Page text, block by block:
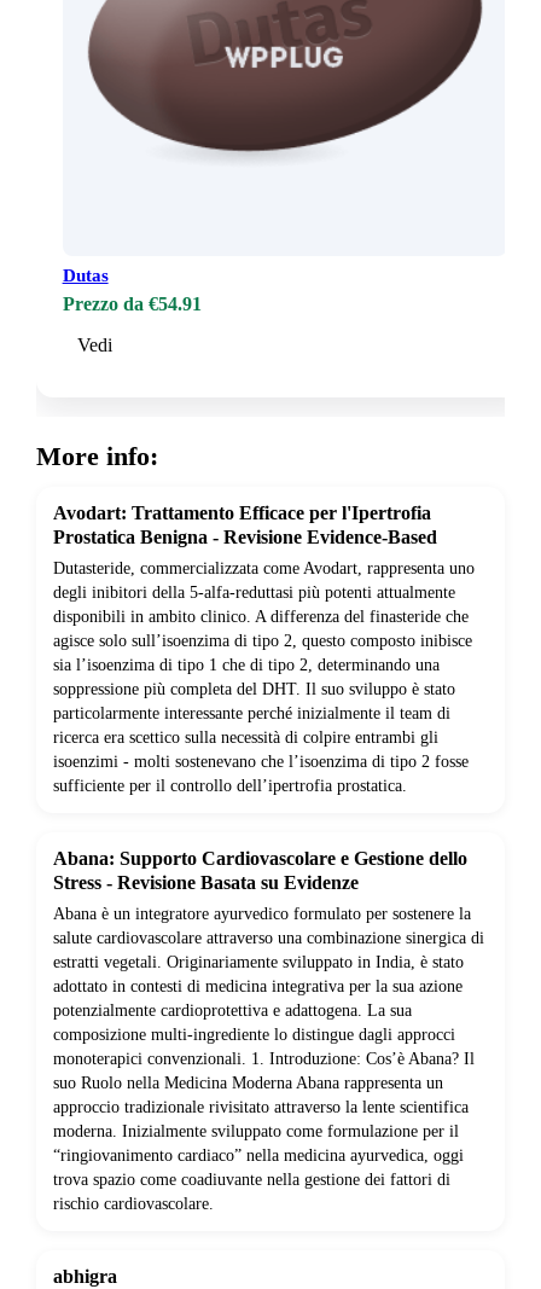
Dutas
Prezzo da €54.91
Vedi
More info:
Avodart: Trattamento Efficace per l'Ipertrofia
Prostatica Benigna - Revisione Evidence-Based
Dutasteride, commercializzata come Avodart, rappresenta uno
degli inibitori della 5-alfa-reduttasi più potenti attualmente
disponibili in ambito clinico. A differenza del finasteride che
agisce solo sull’isoenzima di tipo 2, questo composto inibisce
sia l’isoenzima di tipo 1 che di tipo 2, determinando una
soppressione più completa del DHT. Il suo sviluppo è stato
particolarmente interessante perché inizialmente il team di
ricerca era scettico sulla necessità di colpire entrambi gli
isoenzimi - molti sostenevano che l’isoenzima di tipo 2 fosse
sufficiente per il controllo dell’ipertrofia prostatica.
Abana: Supporto Cardiovascolare e Gestione dello
Stress - Revisione Basata su Evidenze
Abana è un integratore ayurvedico formulato per sostenere la
salute cardiovascolare attraverso una combinazione sinergica di
estratti vegetali. Originariamente sviluppato in India, è stato
adottato in contesti di medicina integrativa per la sua azione
potenzialmente cardioprotettiva e adattogena. La sua
composizione multi-ingrediente lo distingue dagli approcci
monoterapici convenzionali. 1. Introduzione: Cos’è Abana? Il
suo Ruolo nella Medicina Moderna Abana rappresenta un
approccio tradizionale rivisitato attraverso la lente scientifica
moderna. Inizialmente sviluppato come formulazione per il
“ringiovanimento cardiaco” nella medicina ayurvedica, oggi
trova spazio come coadiuvante nella gestione dei fattori di
rischio cardiovascolare.
abhigra